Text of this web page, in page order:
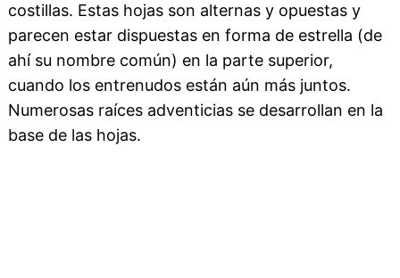
costillas. Estas hojas son alternas y opuestas y
parecen estar dispuestas en forma de estrella (de
ahí su nombre común) en la parte superior,
cuando los entrenudos están aún más juntos.
Numerosas raíces adventicias se desarrollan en la
base de las hojas.